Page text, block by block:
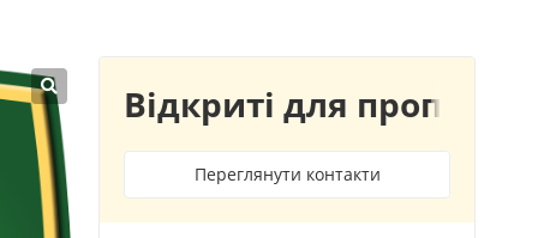
Відкриті для
Переглянути контакти